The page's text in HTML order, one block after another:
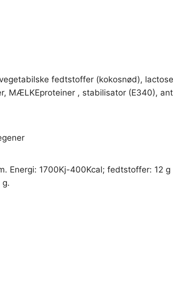
fedtstoffer (kokosnød),
MÆLKEproteiner , stabilisator (E340),
Energi: 1700Kj-400Kcal; fedtstoffer: 12
g.